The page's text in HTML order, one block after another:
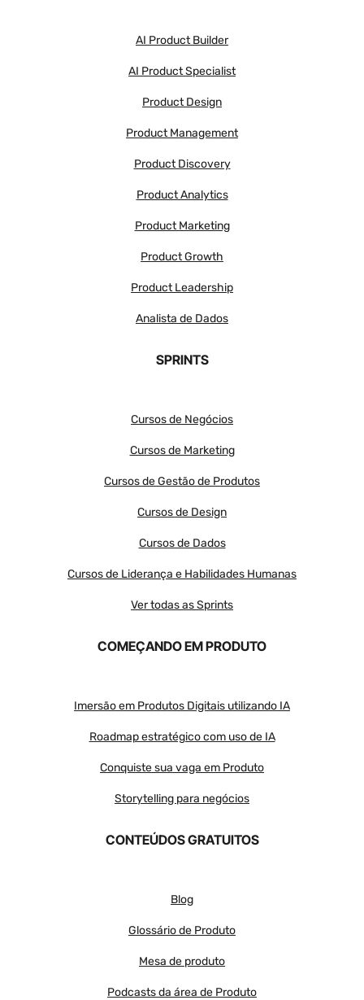
AI Product Builder
AI Product Specialist
Product Design
Product Management
Product Discovery
Product Analytics
Product Marketing
Product Growth
Product Leadership
Analista de Dados
SPRINTS
Cursos de Negócios
Cursos de Marketing
Cursos de Gestão de Produtos
Cursos de Design
Cursos de Dados
Cursos de Liderança e Habilidades Humanas
Ver todas as Sprints
COMEÇANDO EM PRODUTO
Imersão em Produtos Digitais utilizando IA
Roadmap estratégico com uso de IA
Conquiste sua vaga em Produto
Storytelling para negócios
CONTEÚDOS GRATUITOS
Blog
Glossário de Produto
Mesa de produto
Podcasts da área de Produto